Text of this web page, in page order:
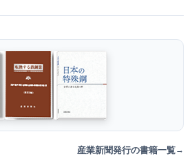
産業新聞発行の書籍一覧